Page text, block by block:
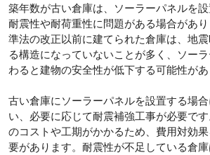
築年数が古い倉庫は、ソーラーパネルを
耐震性や耐荷重性に問題がある場合があ
準法の改正以前に建てられた倉庫は、地
る構造になっていないことが多く、ソー
わると建物の安全性が低下する可能性があ
古い倉庫にソーラーパネルを設置する場
い、必要に応じて耐震補強工事が必要で
のコストや工期がかかるため、費用対効
要があります。耐震性が不足している倉